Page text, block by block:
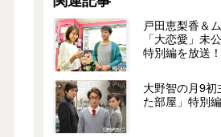
戸田恵梨香＆
「大恋愛」未
特別編を放送！
大野智の月9初
た部屋」特別